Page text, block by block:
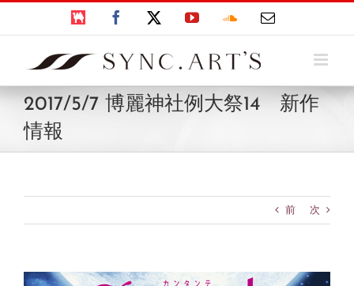
Skip
content
BOOTH Facebook YouTubeSoundCloud
電
2017/5/7 博麗神社例大祭14 新作
情報
前 次
View